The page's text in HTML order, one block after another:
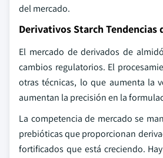
del mercado.
Derivativos Starch Tendencias
El mercado de derivados de
cambios regulatorios. El
otras técnicas, lo que aumenta la
aumentan la precisión en la
La competencia de mercado se
prebióticas que proporcionan
fortificados que está creciendo.